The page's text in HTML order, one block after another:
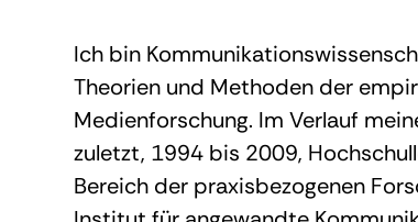
Ich bin
Theorien und Methoden der
Medienforschung. Im Verlauf
zuletzt, 1994 bis 2009,
Bereich der praxisbezogenen